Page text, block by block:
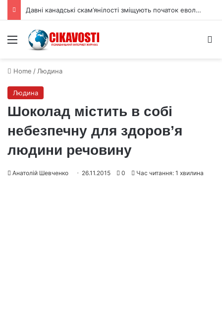
Давні канадські скам’янілості зміщують початок еволюції тварин
Menu
Home / Людина
Людина
Шоколад містить в собі
небезпечну для здоров’я
людини речовину
Анатолій Шевченко 26.11.2015 0 Час читання: 1 хвилина